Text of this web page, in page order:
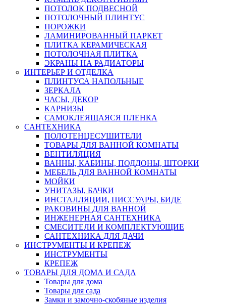
ПОТОЛОК ПОДВЕСНОЙ
ПОТОЛОЧНЫЙ ПЛИНТУС
ПОРОЖКИ
ЛАМИНИРОВАННЫЙ ПАРКЕТ
ПЛИТКА КЕРАМИЧЕСКАЯ
ПОТОЛОЧНАЯ ПЛИТКА
ЭКРАНЫ НА РАДИАТОРЫ
ИНТЕРЬЕР И ОТДЕЛКА
ПЛИНТУСА НАПОЛЬНЫЕ
ЗЕРКАЛА
ЧАСЫ, ДЕКОР
КАРНИЗЫ
САМОКЛЕЯЩАЯСЯ ПЛЕНКА
САНТЕХНИКА
ПОЛОТЕНЦЕСУШИТЕЛИ
ТОВАРЫ ДЛЯ ВАННОЙ КОМНАТЫ
ВЕНТИЛЯЦИЯ
ВАННЫ, КАБИНЫ, ПОДДОНЫ, ШТОРКИ
МЕБЕЛЬ ДЛЯ ВАННОЙ КОМНАТЫ
МОЙКИ
УНИТАЗЫ, БАЧКИ
ИНСТАЛЛЯЦИИ, ПИССУАРЫ, БИДЕ
РАКОВИНЫ ДЛЯ ВАННОЙ
ИНЖЕНЕРНАЯ САНТЕХНИКА
СМЕСИТЕЛИ И КОМПЛЕКТУЮЩИЕ
САНТЕХНИКА ДЛЯ ДАЧИ
ИНСТРУМЕНТЫ И КРЕПЕЖ
ИНСТРУМЕНТЫ
КРЕПЕЖ
ТОВАРЫ ДЛЯ ДОМА И САДА
Товары для дома
Товары для сада
Замки и замочно-скобяные изделия